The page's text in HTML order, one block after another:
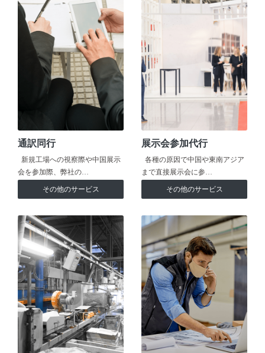
通訳同行
新規工場への視察際や中国展示
会を参加際、弊社の…
その他のサービス
展示会参加代行
各種の原因で中国や東南アジア
まで直接展示会に参…
その他のサービス